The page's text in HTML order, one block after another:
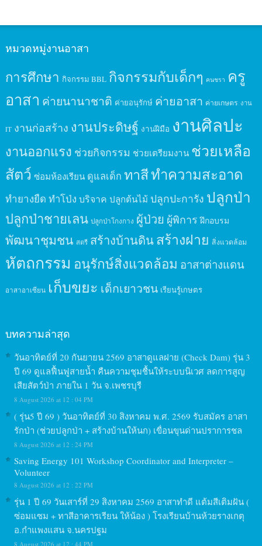
หมวดหมู่งานอาสา
การศึกษา กิจกรรม BBL กิจกรรมกับเด็กๆ คนชรา ครู
อาสา ค่ายนานาชาติ ค่ายอนุรักษ์ ค่ายอาสา ค่ายเกษตร งาน
IT งานก่อสร้าง งานประดิษฐ์ งานฝีมือ งานศิลปะ
งานออกแรง ช่วยกิจกรรม ช่วยเตรียมงาน ช่วยเหลือ
สัตว์ ซ่อมห้องเรียน ดูแลเด็ก ทาสีทำความสะอาด
ทำยางยืด ทำโป่ง บริจาค ปลูกต้นไม้ ปลูกปะการัง ปลูกป่า
ปลูกป่าชายเลน ปลูกป่าโกงกาง ผู้ป่วย ผู้พิการ ฝึกอบรม
พัฒนาชุมชน สตรี สร้างบ้านดินสร้างฝาย สิ่งแวดล้อม
หัตถกรรม อนุรักษ์สิ่งแวดล้อม อาสาต่างแดน
อาสาอาเซียน เก็บขยะ เด็กเยาวชน เรียนรู้เกษตร
บทความล่าสุด
วันอาทิตย์ที่ 20 กันยายน 2569 อาสาดูแลฝาย (Check Dam) รุ่น 3
ปี 69 ดูแลฟื้นฟูสายน้ำ คืนความชุมชื้นให้ระบบนิเวศ ลดการสูญ
เสียสัตว์ป่า ภายใน 1 วัน จ.เพชรบุรี
8 August 2026 at 12 : 04 PM
( รุ่น5 ปี 69 ) วันอาทิตย์ที่ 30 สิงหาคม พ.ศ. 2569 รับสมัคร อาสา
รักป่า (ช่วยปลูกป่า + สร้างบ้านให้นก) เขื่อนขุนด่านปราการชล
8 August 2026 at 12 : 24 PM
Saving Energy 101 Workshop Coordinator and Interpreter –
Volunteer
8 August 2026 at 12 : 22 PM
รุ่น 1 ปี 69 วันเสาร์ที่ 29 สิงหาคม 2569 อาสาทำดี แต้มสีเติมฝัน (
ซ่อมแซม + ทาสีอาคารเรียน ให้น้อง ) โรงเรียนบ้านห้วยรางเกตุ
อ.กำแพงแสน จ.นครปฐม
8 August 2026 at 12 : 44 PM